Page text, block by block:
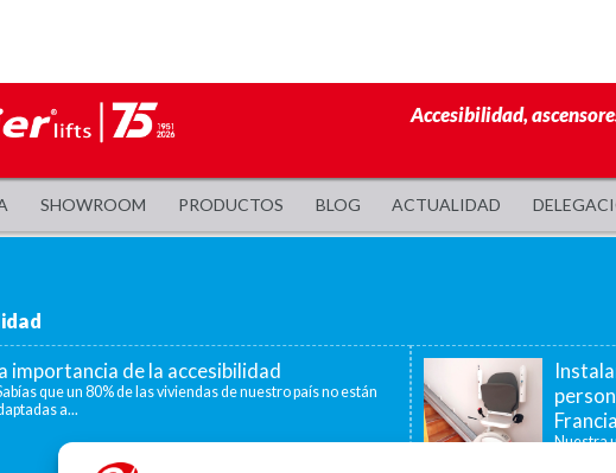
Accesibilidad,
SHOWROOM PRODUCTOS BLOG ACTUALIDAD
importancia de la accesibilidad
que un 80% de las viviendas de nuestro país no están
a...
Francia
Nuestra
40